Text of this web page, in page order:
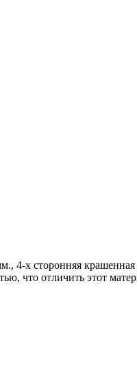
х сторонняя крашенная
что отличить этот